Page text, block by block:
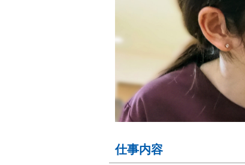
仕事内容